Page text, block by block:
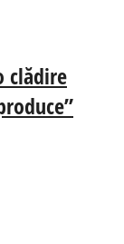
clădire